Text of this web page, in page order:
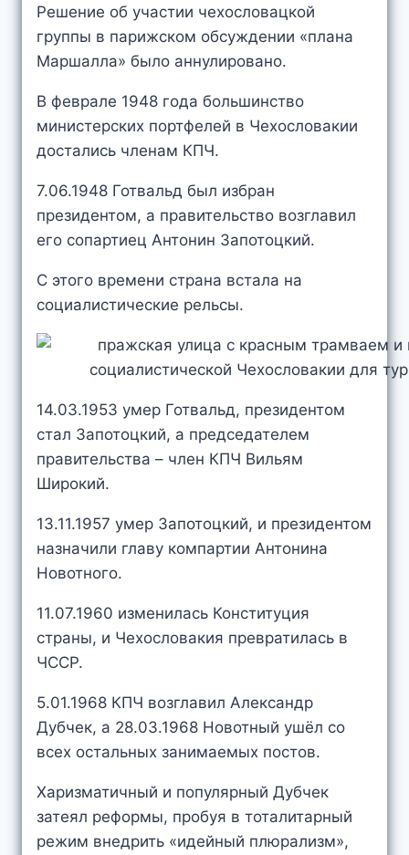
Решение об участии чехословацкой
группы в парижском обсуждении «плана
Маршалла» было аннулировано.
В феврале 1948 года большинство
министерских портфелей в Чехословакии
достались членам КПЧ.
7.06.1948 Готвальд был избран
президентом, а правительство возглавил
его сопартиец Антонин Запотоцкий.
С этого времени страна встала на
социалистические рельсы.
14.03.1953 умер Готвальд, президентом
стал Запотоцкий, а председателем
правительства – член КПЧ Вильям
Широкий.
13.11.1957 умер Запотоцкий, и президентом
назначили главу компартии Антонина
Новотного.
11.07.1960 изменилась Конституция
страны, и Чехословакия превратилась в
ЧССР.
5.01.1968 КПЧ возглавил Александр
Дубчек, а 28.03.1968 Новотный ушёл со
всех остальных занимаемых постов.
Харизматичный и популярный Дубчек
затеял реформы, пробуя в тоталитарный
режим внедрить «идейный плюрализм»,